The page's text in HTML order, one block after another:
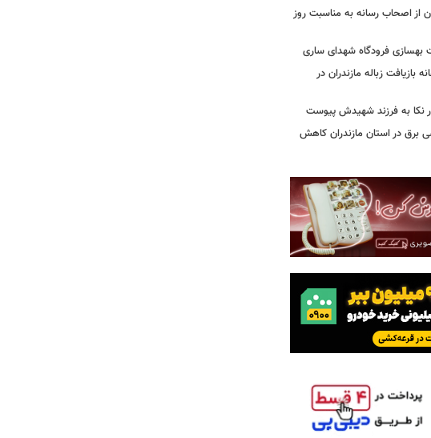
از اصحاب رسانه به مناسبت روز
بهسازی فرودگاه شهدای ساری
بازیافت زباله مازندران در
نکا به فرزند شهیدش پیوست
برق در استان مازندران کاهش